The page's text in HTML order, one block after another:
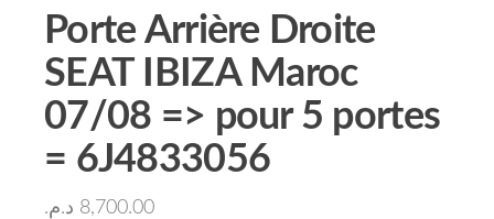
Porte Arrière Droite
SEAT IBIZA Maroc
07/08 => pour 5 portes
= 6J4833056
8,700.00 د.م.